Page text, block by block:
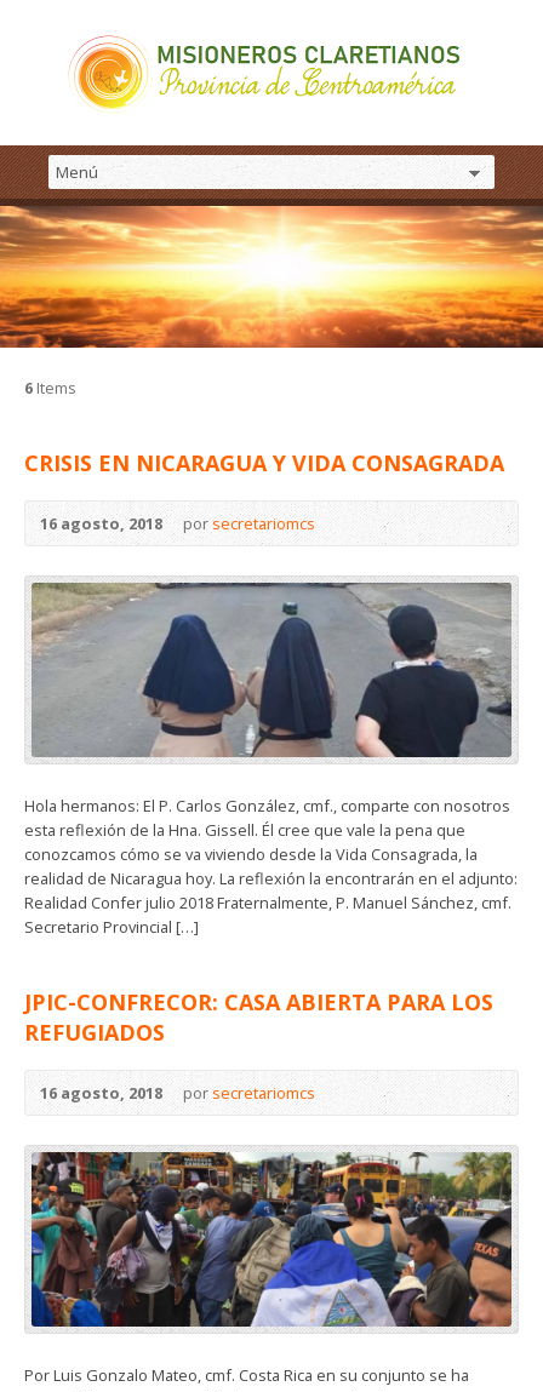
6 Items
CRISIS EN NICARAGUA Y VIDA CONSAGRADA
16 agosto, 2018 porsecretariomcs
Hola hermanos: El P. Carlos González, cmf., comparte con nosotros
esta reflexión de la Hna. Gissell. Él cree que vale la pena que
conozcamos cómo se va viviendo desde la Vida Consagrada, la
realidad de Nicaragua hoy. La reflexión la encontrarán en el adjunto:
Realidad Confer julio 2018 Fraternalmente, P. Manuel Sánchez, cmf.
Secretario Provincial […]
JPIC-CONFRECOR: CASA ABIERTA PARA LOS
REFUGIADOS
16 agosto, 2018 porsecretariomcs
Por Luis Gonzalo Mateo, cmf. Costa Rica en su conjunto se ha